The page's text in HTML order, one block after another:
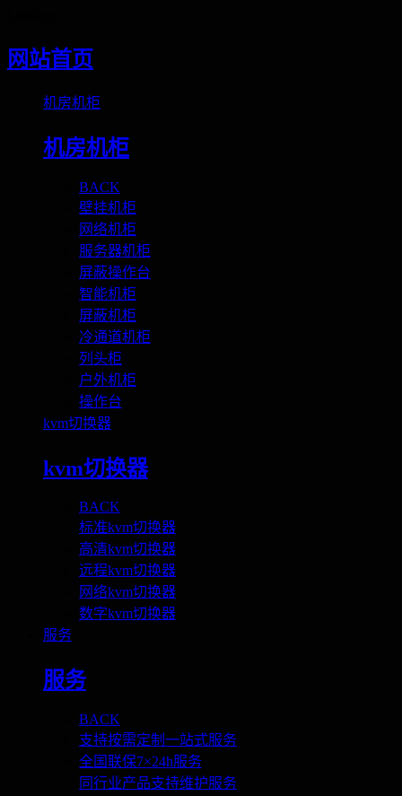
网站首页
机房机柜
机房机柜
BACK
壁挂机柜
网络机柜
服务器机柜
屏蔽操作台
智能机柜
屏蔽机柜
冷通道机柜
列头柜
户外机柜
操作台
kvm切换器
kvm切换器
BACK
标准kvm切换器
高清kvm切换器
远程kvm切换器
网络kvm切换器
数字kvm切换器
服务
服务
BACK
支持按需定制一站式服务
全国联保7×24h服务
同行业产品支持维护服务